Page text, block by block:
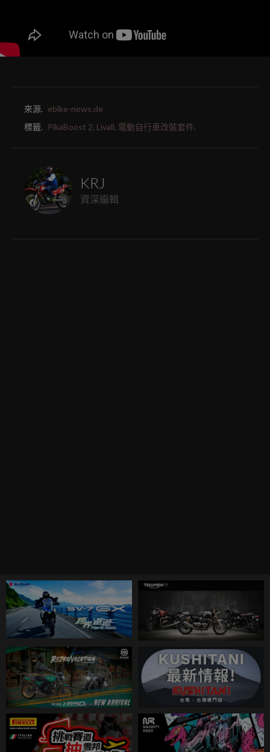
來源. ebike-news.de
標籤.
PikaBoost 2, Livall, 電動自行車改裝套件,
KRJ
資深編輯